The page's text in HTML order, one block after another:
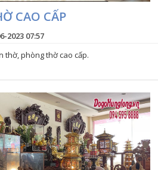
CAO CẤP
2023 07:57
thờ, phòng thờ cao cấp.